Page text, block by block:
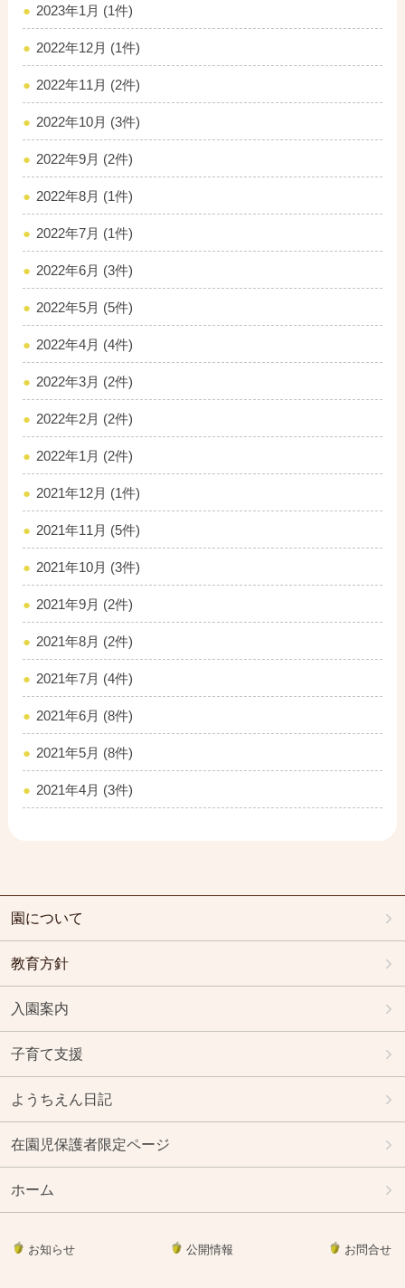
2023年1月 (1件)
2022年12月 (1件)
2022年11月 (2件)
2022年10月 (3件)
2022年9月 (2件)
2022年8月 (1件)
2022年7月 (1件)
2022年6月 (3件)
2022年5月 (5件)
2022年4月 (4件)
2022年3月 (2件)
2022年2月 (2件)
2022年1月 (2件)
2021年12月 (1件)
2021年11月 (5件)
2021年10月 (3件)
2021年9月 (2件)
2021年8月 (2件)
2021年7月 (4件)
2021年6月 (8件)
2021年5月 (8件)
2021年4月 (3件)
園について
教育方針
入園案内
子育て支援
ようちえん日記
在園児保護者限定ページ
ホーム
お知らせ 公開情報 お問合せ